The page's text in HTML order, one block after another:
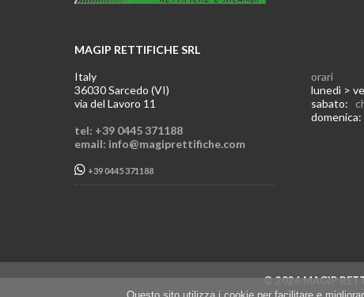
MAGIP RETTIFICHE SRL
Italy
36030 Sarcedo (VI)
via del Lavoro 11
tel: +39 0445 371188
email: info@magiprettifiche.com
+39 0445 371188
orari
lunedì >
sabato:
domenica:
© 2026 MAGIP